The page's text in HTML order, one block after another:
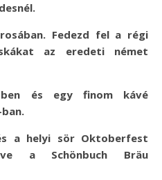
Fedezd fel a régi
az eredeti német
és egy finom kávé
a helyi sör Oktoberfest
a Schönbuch Bräu